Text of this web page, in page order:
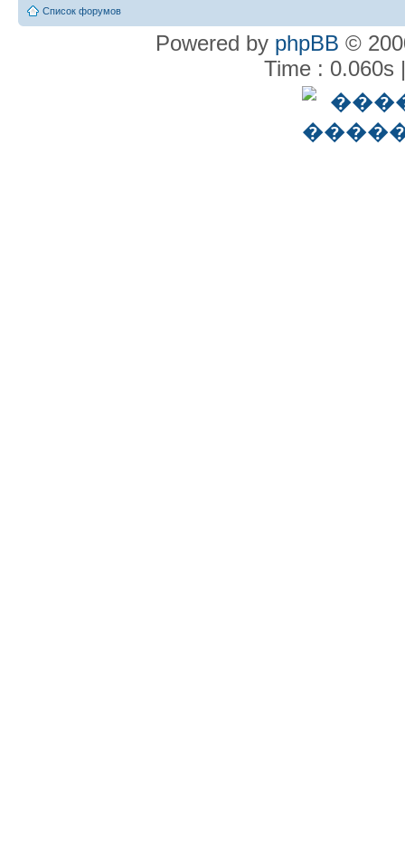
Список форумов
Powered by phpBB ©
Time : 0.060s